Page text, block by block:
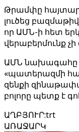
Թրամփը
լուծեց
որ ԱՄՆ-ի հետ
վերաբերմունք չի
ԱՄՆ նախագահը
«պատերազմի
զենքի
բոլորը պետք է
ԱՂԲՅՈՒՐ:trt
ԱՌԱՋԱՐԿ